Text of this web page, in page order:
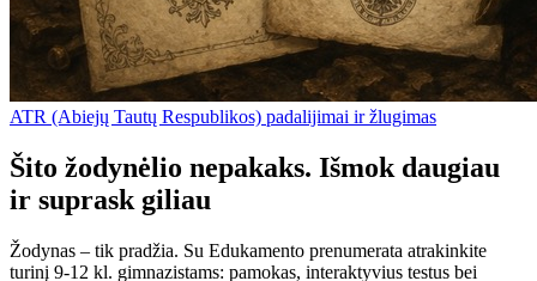
ATR (Abiejų Tautų Respublikos) padalijimai ir žlugimas
Šito žodynėlio nepakaks. Išmok daugiau
ir suprask giliau
Žodynas – tik pradžia. Su Edukamento prenumerata atrakinkite
turinį 9-12 kl. gimnazistams: pamokas, interaktyvius testus bei